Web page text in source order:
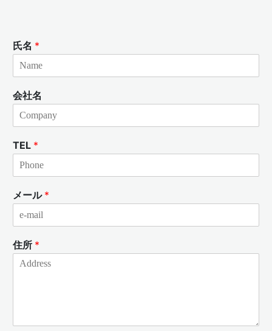
氏名 *
会社名
TEL *
メール *
住所 *